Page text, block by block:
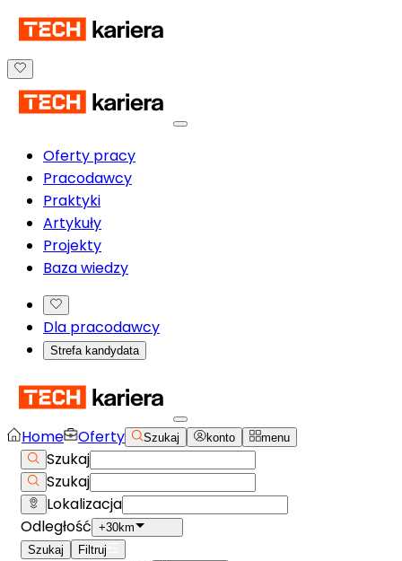
Oferty pracy
Pracodawcy
Praktyki
Artykuły
Projekty
Baza wiedzy
Dla pracodawcy
Strefa kandydata
Home Oferty Szukaj konto menu
Szukaj
Szukaj
Lokalizacja
Odległość +30km
Szukaj
Filtruj